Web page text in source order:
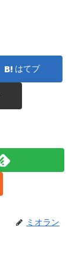
はてブ
ミオラン